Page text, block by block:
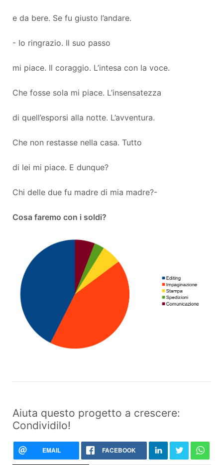
e da bere. Se fu giusto l’andare.
- Io ringrazio. Il suo passo
mi piace. Il coraggio. L’intesa con la voce.
Che fosse sola mi piace. L’insensatezza
di quell’esporsi alla notte. L’avventura.
Che non restasse nella casa. Tutto
di lei mi piace. E dunque?
Chi delle due fu madre di mia madre?-
Cosa faremo con i soldi?
Aiuta questo progetto a crescere:
Condividilo!
EMAIL FACEBOOK